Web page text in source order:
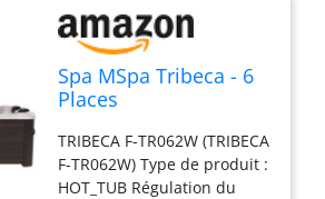
Spa MSpa Tribeca - 6
Places
TRIBECA F-TR062W (TRIBECA
F-TR062W) Type de produit :
HOT_TUB Régulation du